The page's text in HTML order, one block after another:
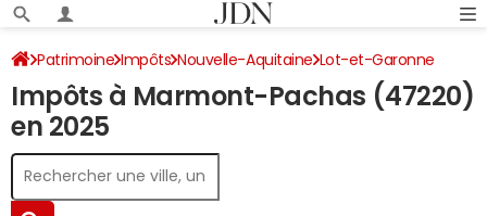
Patrimoine Impôts Nouvelle-Aquitaine Lot-et-Garonne
Marmont-Pachas Impôt sur le revenu
Impôts à Marmont-Pachas (47220)
en 2025